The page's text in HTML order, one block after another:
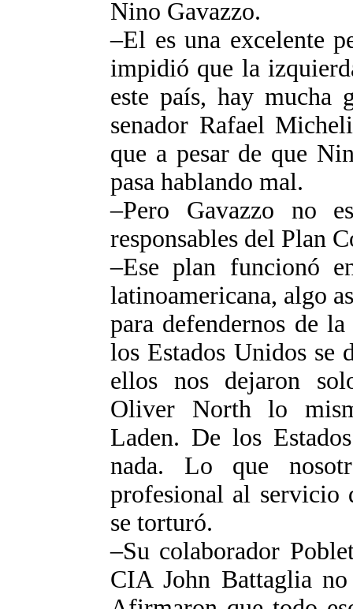
Nino Gavazzo.
–El es una excelente
impidió que la
este país, hay mucha
senador Rafael
que a pesar de que
pasa hablando mal.
–Pero Gavazzo no
responsables del Plan
–Ese plan funcionó
latinoamericana, algo
para defendernos de
los Estados Unidos se
ellos nos dejaron
Oliver North lo
Laden. De los
nada. Lo que
profesional al servicio
se torturó.
–Su colaborador
CIA John Battaglia